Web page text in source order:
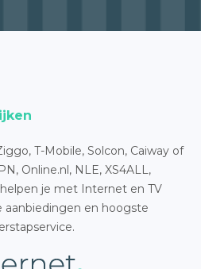
T-Mobile, Solcon, Caiway of
Online.nl, NLE, XS4ALL,
je met Internet en TV
aanbiedingen en hoogste